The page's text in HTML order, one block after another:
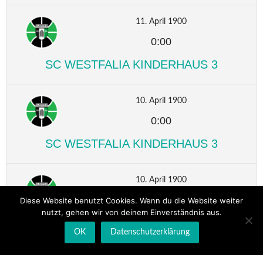
11. April 1900
0:00
SC WESTFALIA KINDERHAUS 3
10. April 1900
0:00
SC WESTFALIA KINDERHAUS 3
10. April 1900
0:00
SC WESTFALIA KINDERHAUS 3
Diese Website benutzt Cookies. Wenn du die Website weiter
nutzt, gehen wir von deinem Einverständnis aus.
OK Datenschutzerklärung